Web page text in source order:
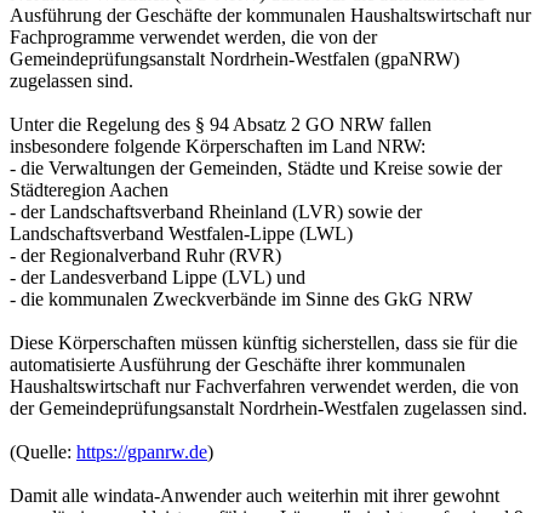
Ausführung der Geschäfte der kommunalen Haushaltswirtschaft nur
Fachprogramme verwendet werden, die von der
Gemeindeprüfungsanstalt Nordrhein-Westfalen (gpaNRW)
zugelassen sind.
Unter die Regelung des § 94 Absatz 2 GO NRW fallen
insbesondere folgende Körperschaften im Land NRW:
- die Verwaltungen der Gemeinden, Städte und Kreise sowie der
Städteregion Aachen
- der Landschaftsverband Rheinland (LVR) sowie der
Landschaftsverband Westfalen-Lippe (LWL)
- der Regionalverband Ruhr (RVR)
- der Landesverband Lippe (LVL) und
- die kommunalen Zweckverbände im Sinne des GkG NRW
Diese Körperschaften müssen künftig sicherstellen, dass sie für die
automatisierte Ausführung der Geschäfte ihrer kommunalen
Haushaltswirtschaft nur Fachverfahren verwendet werden, die von
der Gemeindeprüfungsanstalt Nordrhein-Westfalen zugelassen sind.
(Quelle: https://gpanrw.de)
Damit alle windata-Anwender auch weiterhin mit ihrer gewohnt